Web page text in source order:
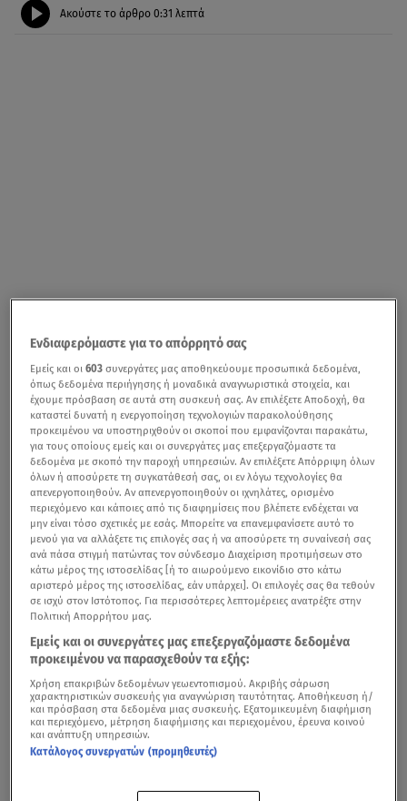
Ακούστε το άρθρο 0:31 λεπτά
Ενδιαφερόμαστε για το απόρρητό σας
Εμείς και οι603 συνεργάτες μας αποθηκεύουμε προσωπικά δεδομένα,
όπως δεδομένα περιήγησης ή μοναδικά αναγνωριστικά στοιχεία, και
έχουμε πρόσβαση σε αυτά στη συσκευή σας. Αν επιλέξετε Αποδοχή, θα
καταστεί δυνατή η ενεργοποίηση τεχνολογιών παρακολούθησης
προκειμένου να υποστηριχθούν οι σκοποί που εμφανίζονται παρακάτω,
για τους οποίους εμείς και οι συνεργάτες μας επεξεργαζόμαστε τα
δεδομένα με σκοπό την παροχή υπηρεσιών. Αν επιλέξετε Απόρριψη όλων
όλων ή αποσύρετε τη συγκατάθεσή σας, οι εν λόγω τεχνολογίες θα
απενεργοποιηθούν. Αν απενεργοποιηθούν οι ιχνηλάτες, ορισμένο
περιεχόμενο και κάποιες από τις διαφημίσεις που βλέπετε ενδέχεται να
μην είναι τόσο σχετικές με εσάς. Μπορείτε να επανεμφανίσετε αυτό το
μενού για να αλλάξετε τις επιλογές σας ή να αποσύρετε τη συναίνεσή σας
ανά πάσα στιγμή πατώντας τον σύνδεσμο Διαχείριση προτιμήσεων στο
κάτω μέρος της ιστοσελίδας [ή το αιωρούμενο εικονίδιο στο κάτω
αριστερό μέρος της ιστοσελίδας, εάν υπάρχει]. Οι επιλογές σας θα τεθούν
σε ισχύ στον Ιστότοπος. Για περισσότερες λεπτομέρειες ανατρέξτε στην
Πολιτική Απορρήτου μας.
Εμείς και οι συνεργάτες μας επεξεργαζόμαστε δεδομένα
προκειμένου να παρασχεθούν τα εξής:
Χρήση επακριβών δεδομένων γεωεντοπισμού. Ακριβής σάρωση
χαρακτηριστικών συσκευής για αναγνώριση ταυτότητας. Αποθήκευση ή/
και πρόσβαση στα δεδομένα μιας συσκευής. Εξατομικευμένη διαφήμιση
και περιεχόμενο, μέτρηση διαφήμισης και περιεχομένου, έρευνα κοινού
και ανάπτυξη υπηρεσιών.
Κατάλογος συνεργατών (προμηθευτές)